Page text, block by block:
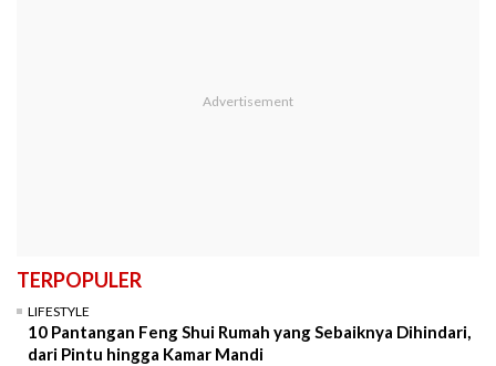
TERPOPULER
LIFESTYLE
10 Pantangan Feng Shui Rumah yang Sebaiknya Dihindari,
dari Pintu hingga Kamar Mandi